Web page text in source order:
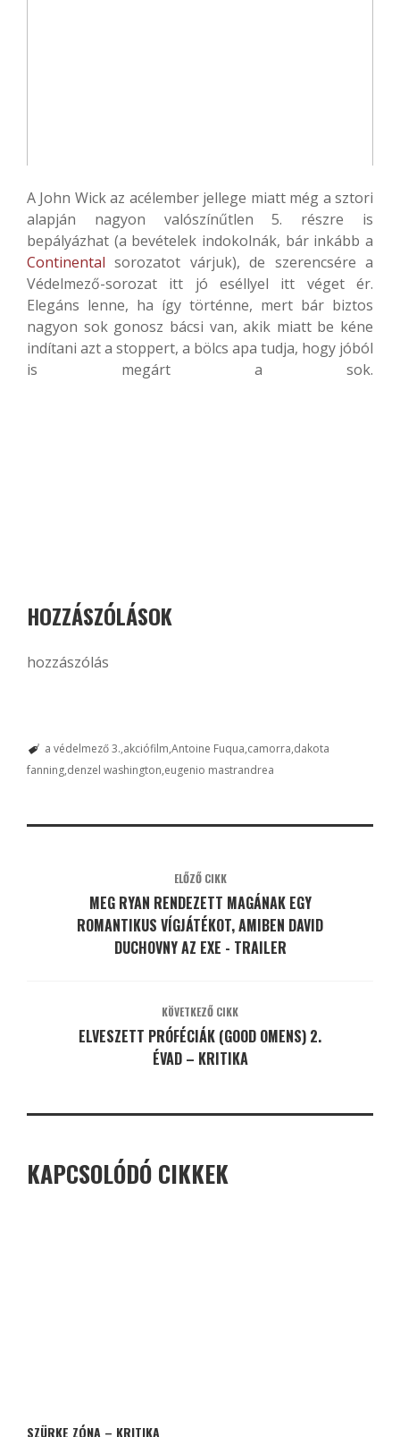
A John Wick az acélember jellege miatt még a sztori
alapján nagyon valószínűtlen 5. részre is
bepályázhat (a bevételek indokolnák, bár inkább a
Continental sorozatot várjuk), de szerencsére a
Védelmező-sorozat itt jó eséllyel itt véget ér.
Elegáns lenne, ha így történne, mert bár biztos
nagyon sok gonosz bácsi van, akik miatt be kéne
indítani azt a stoppert, a bölcs apa tudja, hogy jóból
is megárt a sok.
HOZZÁSZÓLÁSOK
hozzászólás
a védelmező 3. akciófilm Antoine Fuqua camorra dakota
fanning denzel washington eugenio mastrandrea
ELŐZŐ CIKK
MEG RYAN RENDEZETT MAGÁNAK EGY
ROMANTIKUS VÍGJÁTÉKOT, AMIBEN DAVID
DUCHOVNY AZ EXE - TRAILER
KÖVETKEZŐ CIKK
ELVESZETT PRÓFÉCIÁK (GOOD OMENS) 2.
ÉVAD – KRITIKA
KAPCSOLÓDÓ CIKKEK
SZÜRKE ZÓNA – KRITIKA